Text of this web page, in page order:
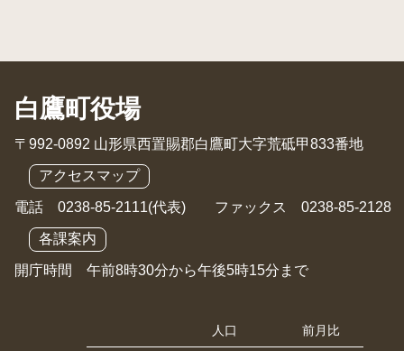
白鷹町役場
〒992-0892 山形県西置賜郡白鷹町大字荒砥甲833番地
アクセスマップ
電話 0238-85-2111(代表) ファックス 0238-85-2128
各課案内
開庁時間 午前8時30分から午後5時15分まで
人口 前月比